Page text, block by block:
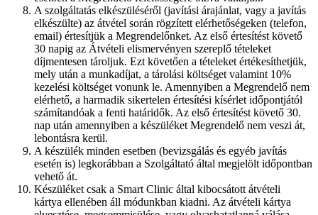
A szolgáltatás elkészüléséről (javítási árajánlat, vagy a javítás
elkészülte) az átvétel során rögzített elérhetőségeken (telefon,
email) értesítjük a Megrendelőnket. Az első értesítést követő
30 napig az Átvételi elismervényen szereplő tételeket
díjmentesen tároljuk. Ezt követően a tételeket értékesíthetjük,
mely után a munkadíjat, a tárolási költséget valamint 10%
kezelési költséget vonunk le. Amennyiben a Megrendelő nem
elérhető, a harmadik sikertelen értesítési kísérlet időpontjától
számítandóak a fenti határidők. Az első értesítést követő 30.
nap után amennyiben a készüléket Megrendelő nem veszi át,
lebontásra kerül.
A készülék minden esetben (bevizsgálás és egyéb javítás
esetén is) legkorábban a Szolgáltató által megjelölt időpontban
vehető át.
Készüléket csak a Smart Clinic által kibocsátott átvételi
kártya ellenében áll módunkban kiadni. Az átvételi kártya